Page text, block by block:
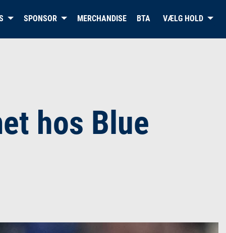
SPONSOR MERCHANDISE BTA VÆLG HOLD
hos Blue